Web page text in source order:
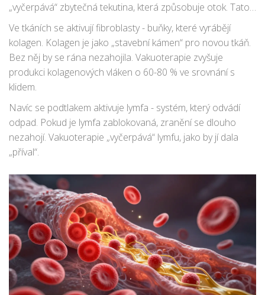
„vyčerpává“ zbytečná tekutina, která způsobuje otok. Tato
tekutina obsahuje prozánětlivé látky, které zpomalují hojení.
Ve tkáních se aktivují fibroblasty - buňky, které vyrábějí
kolagen. Kolagen je jako „stavební kámen“ pro novou tkáň.
Bez něj by se rána nezahojila. Vakuoterapie zvyšuje
produkci kolagenových vláken o 60-80 % ve srovnání s
klidem.
Navíc se podtlakem aktivuje lymfa - systém, který odvádí
odpad. Pokud je lymfa zablokovaná, zranění se dlouho
nezahojí. Vakuoterapie „vyčerpává“ lymfu, jako by jí dala
„příval“.